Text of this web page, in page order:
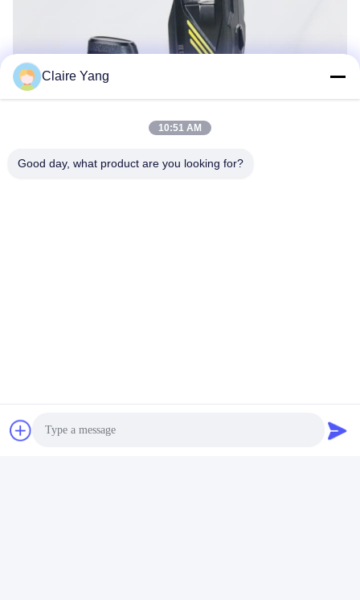
Umbauten: Schlagwaffenpatronen
Provinz, China
Claire Yang
10:51 AM
Good day, what product are you looking for?